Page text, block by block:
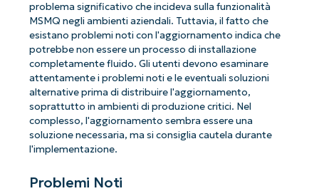
problema significativo che incideva sulla funzionalità
MSMQ negli ambienti aziendali. Tuttavia, il fatto che
esistano problemi noti con l'aggiornamento indica che
potrebbe non essere un processo di installazione
completamente fluido. Gli utenti devono esaminare
attentamente i problemi noti e le eventuali soluzioni
alternative prima di distribuire l'aggiornamento,
soprattutto in ambienti di produzione critici. Nel
complesso, l'aggiornamento sembra essere una
soluzione necessaria, ma si consiglia cautela durante
l'implementazione.
Problemi Noti